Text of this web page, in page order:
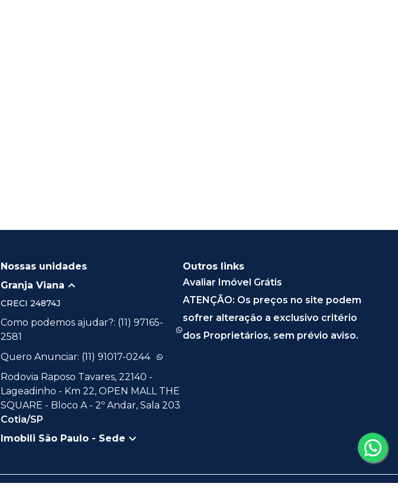
Nossas unidades
Granja Viana
CRECI 24874J
Como podemos ajudar?: (11) 97165-
2581
Quero Anunciar: (11) 91017-0244
Rodovia Raposo Tavares, 22140 -
Lageadinho - Km 22, OPEN MALL THE
SQUARE - Bloco A - 2º Andar, Sala 203
Cotia/SP
Imobili São Paulo - Sede
Outros links
Avaliar Imóvel Grátis
ATENÇÃO: Os preços no site podem
sofrer alteração a exclusivo critério
dos Proprietários, sem prévio aviso.